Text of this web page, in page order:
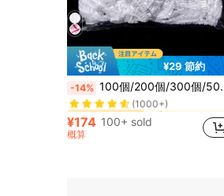
¥29 節約
-14% 100個/200個/300個/500個 透明プラスチック包装蓋 PEフィルム プラスチックバッグ ボウルカバー 残り物カバー、食品を新鮮に保つ キッチン用品、家庭料理
#2 ベストセラー に 新鮮なふた
(1000+)
#2 ベストセラー に 新鮮なふた
(1000+)
#2 ベストセラー に 新鮮なふた
(1000+)
#2 ベストセラー
に 新鮮なふた
¥174 100+ sold
概算